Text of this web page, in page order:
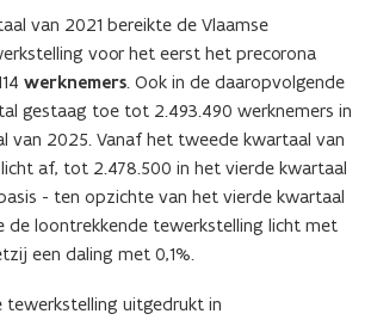
van 2021 bereikte de Vlaamse
voor het eerst het precorona
werknemers. Ook in de daaropvolgende
gestaag toe tot 2.493.490 werknemers in
van 2025. Vanaf het tweede kwartaal van
af, tot 2.478.500 in het vierde kwartaal
- ten opzichte van het vierde kwartaal
de loontrekkende tewerkstelling licht met
een daling met 0,1%.
tewerkstelling uitgedrukt in